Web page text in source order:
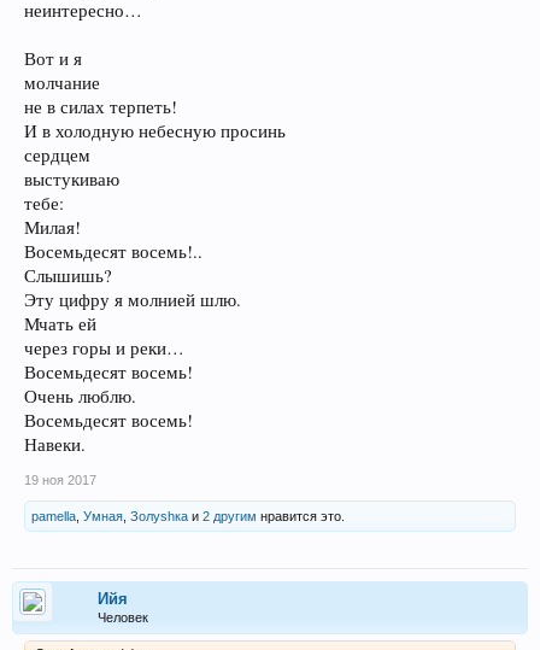
неинтересно…
Вот и я
молчание
не в силах терпеть!
И в холодную небесную просинь
сердцем
выстукиваю
тебе:
Милая!
Восемьдесят восемь!..
Слышишь?
Эту цифру я молнией шлю.
Мчать ей
через горы и реки…
Восемьдесят восемь!
Очень люблю.
Восемьдесят восемь!
Навеки.
19 ноя 2017
pamella Умная Золуshка и 2 другим нравится это.
Ийя
Человек